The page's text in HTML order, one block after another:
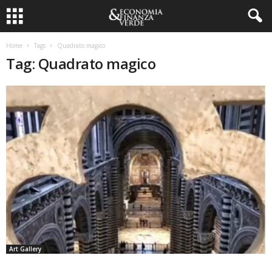
Home Tags Quadrato magico
Tag: Quadrato magico
Art Gallery